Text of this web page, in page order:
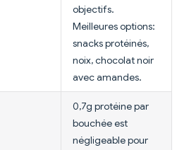
objectifs.
Meilleures options:
snacks protéinés,
noix, chocolat noir
avec amandes.
0,7g protéine par
bouchée est
négligeable pour